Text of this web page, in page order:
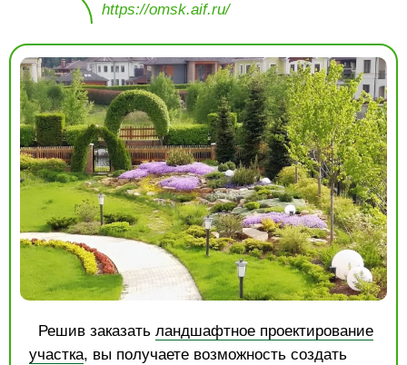
https://omsk.aif.ru/
Решив заказать ландшафтное проектирование
участка, вы получаете возможность создать